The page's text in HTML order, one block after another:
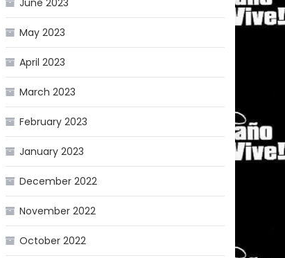
May 2023
April 2023
March 2023
February 2023
January 2023
December 2022
November 2022
October 2022